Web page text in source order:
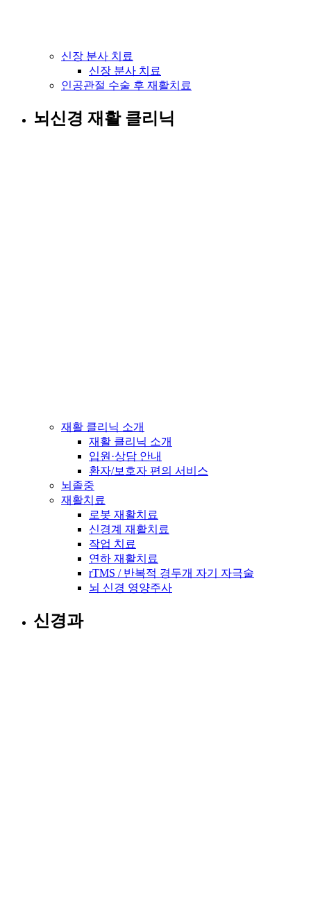
신장 분사 치료
신장 분사 치료
인공관절 수술 후 재활치료
뇌신경 재활 클리닉
재활 클리닉 소개
재활 클리닉 소개
입원·상담 안내
환자/보호자 편의 서비스
뇌졸중
재활치료
로봇 재활치료
신경계 재활치료
작업 치료
연하 재활치료
rTMS / 반복적 경두개 자기 자극술
뇌 신경 영양주사
신경과